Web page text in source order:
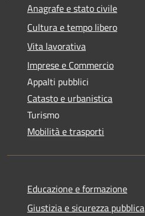
Anagrafe e stato civile
Cultura e tempo libero
Vita lavorativa
Imprese e Commercio
Appalti pubblici
Catasto e urbanistica
Turismo
Mobilità e trasporti
Educazione e formazione
Giustizia e sicurezza pubblica